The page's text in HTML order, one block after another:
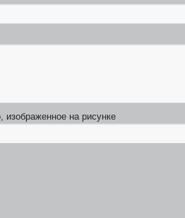
изображенное на рисунке